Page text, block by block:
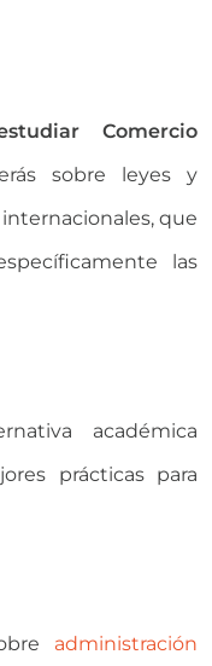
Comercio
sobre leyes y
que
las
académica
prácticas para
administración